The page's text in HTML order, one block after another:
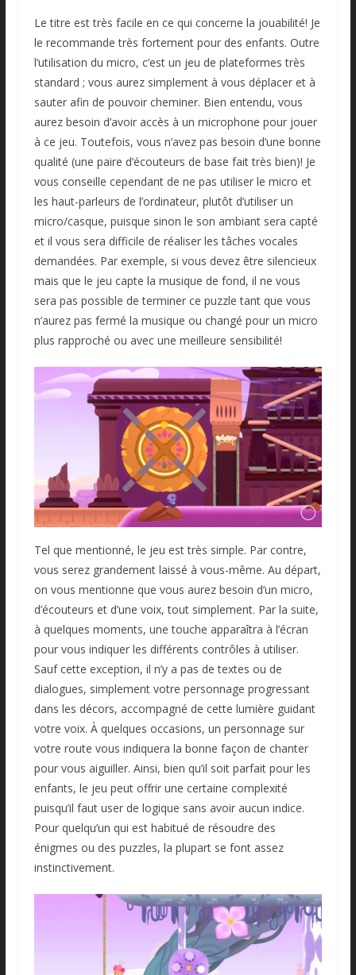
Le titre est très facile en ce qui concerne la jouabilité! Je
le recommande très fortement pour des enfants. Outre
l’utilisation du micro, c’est un jeu de plateformes très
standard ; vous aurez simplement à vous déplacer et à
sauter afin de pouvoir cheminer. Bien entendu, vous
aurez besoin d’avoir accès à un microphone pour jouer
à ce jeu. Toutefois, vous n’avez pas besoin d’une bonne
qualité (une paire d’écouteurs de base fait très bien)! Je
vous conseille cependant de ne pas utiliser le micro et
les haut-parleurs de l’ordinateur, plutôt d’utiliser un
micro/casque, puisque sinon le son ambiant sera capté
et il vous sera difficile de réaliser les tâches vocales
demandées. Par exemple, si vous devez être silencieux
mais que le jeu capte la musique de fond, il ne vous
sera pas possible de terminer ce puzzle tant que vous
n’aurez pas fermé la musique ou changé pour un micro
plus rapproché ou avec une meilleure sensibilité!
Tel que mentionné, le jeu est très simple. Par contre,
vous serez grandement laissé à vous-même. Au départ,
on vous mentionne que vous aurez besoin d’un micro,
d’écouteurs et d’une voix, tout simplement. Par la suite,
à quelques moments, une touche apparaîtra à l’écran
pour vous indiquer les différents contrôles à utiliser.
Sauf cette exception, il n’y a pas de textes ou de
dialogues, simplement votre personnage progressant
dans les décors, accompagné de cette lumière guidant
votre voix. À quelques occasions, un personnage sur
votre route vous indiquera la bonne façon de chanter
pour vous aiguiller. Ainsi, bien qu’il soit parfait pour les
enfants, le jeu peut offrir une certaine complexité
puisqu’il faut user de logique sans avoir aucun indice.
Pour quelqu’un qui est habitué de résoudre des
énigmes ou des puzzles, la plupart se font assez
instinctivement.